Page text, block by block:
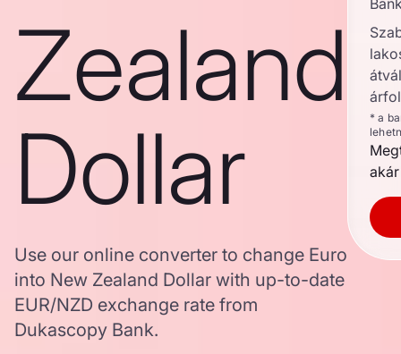
Zealand
Dollar
Use our online converter to change Euro
into New Zealand Dollar with up-to-date
EUR/NZD exchange rate from
Dukascopy Bank.
* a
akár